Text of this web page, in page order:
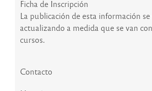
Ficha de Inscripción
La publicación de esta información se
actualizando a medida que se van
cursos.
Contacto